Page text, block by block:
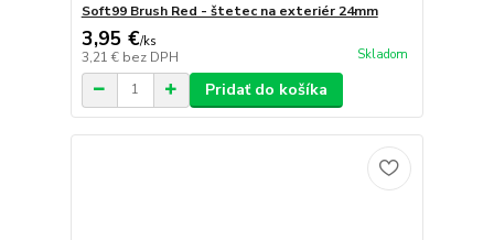
Soft99 Brush Red - štetec na exteriér 24mm
3,95 €/ks
3,21 € bez DPH Skladom
Pridať do košíka